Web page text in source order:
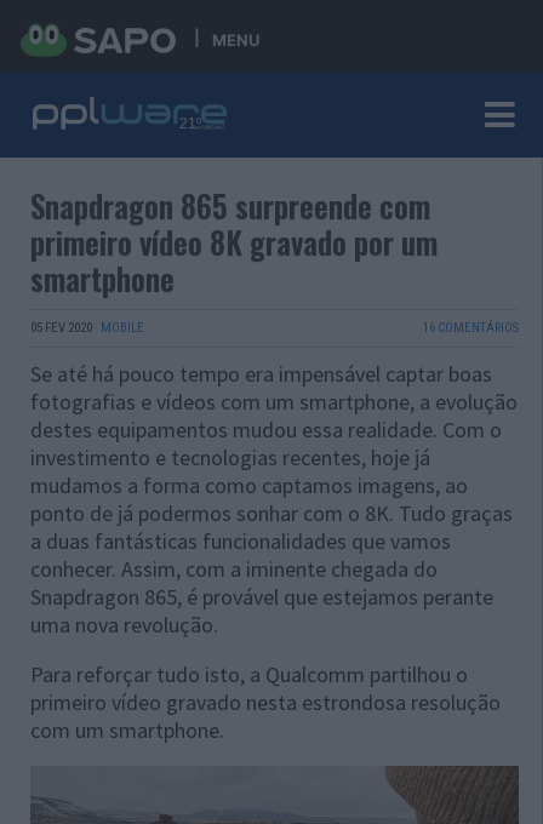
MENU
Snapdragon 865 surpreende com
primeiro vídeo 8K gravado por um
smartphone
05 FEV 2020 · MOBILE 16 COMENTÁRIOS
Se até há pouco tempo era impensável captar boas
fotografias e vídeos com um smartphone, a evolução
destes equipamentos mudou essa realidade. Com o
investimento e tecnologias recentes, hoje já
mudamos a forma como captamos imagens, ao
ponto de já podermos sonhar com o 8K. Tudo graças
a duas fantásticas funcionalidades que vamos
conhecer. Assim, com a iminente chegada do
Snapdragon 865, é provável que estejamos perante
uma nova revolução.
Para reforçar tudo isto, a Qualcomm partilhou o
primeiro vídeo gravado nesta estrondosa resolução
com um smartphone.